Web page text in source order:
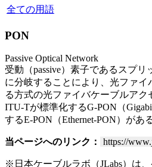
全ての用語
PON
Passive Optical Network
受動（passive）素子であるスプ
に分岐することにより、光ファ
る方式の光ファイバケーブルア
ITU-Tが標準化するG-PON（
するE-PON（Ethernet-PON）がある
当ページへのリンク： https://
※日本ケーブルラボ（JLabs）は